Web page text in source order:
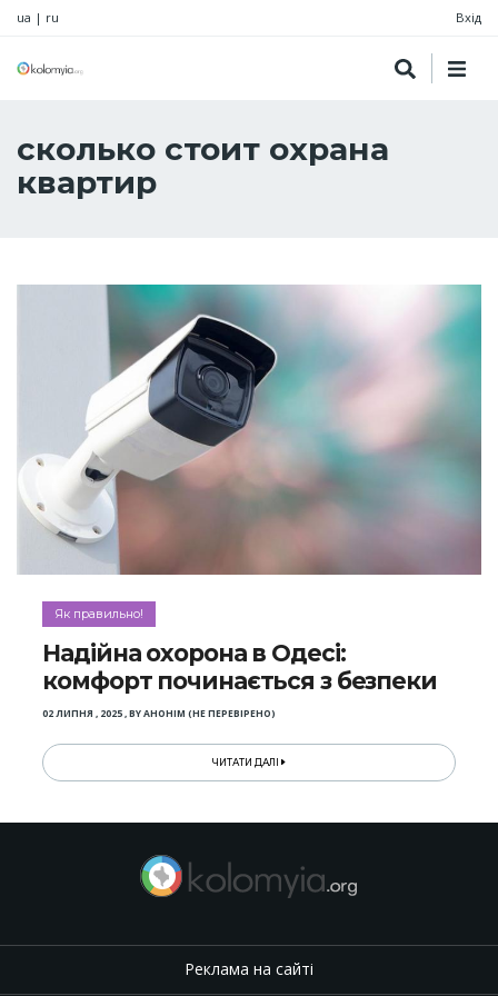
ua | ru Вхід
сколько стоит охрана
квартир
Як правильно!
Надійна охорона в Одесі:
комфорт починається з безпеки
02 ЛИПНЯ , 2025,BYАНОНІМ (НЕ ПЕРЕВІРЕНО)
ЧИТАТИ ДАЛІ
Реклама на сайті